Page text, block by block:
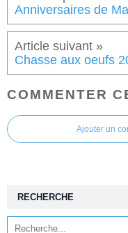
Anniversaires de
Chasse aux oeufs
COMMENTER
Ajouter un
RECHERCHE